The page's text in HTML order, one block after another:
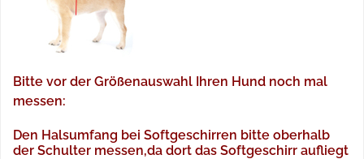
Bitte vor der Größenauswahl Ihren Hund noch mal
messen:
Den Halsumfang bei Softgeschirren bitte oberhalb
der Schulter messen,da dort das Softgeschirr aufliegt